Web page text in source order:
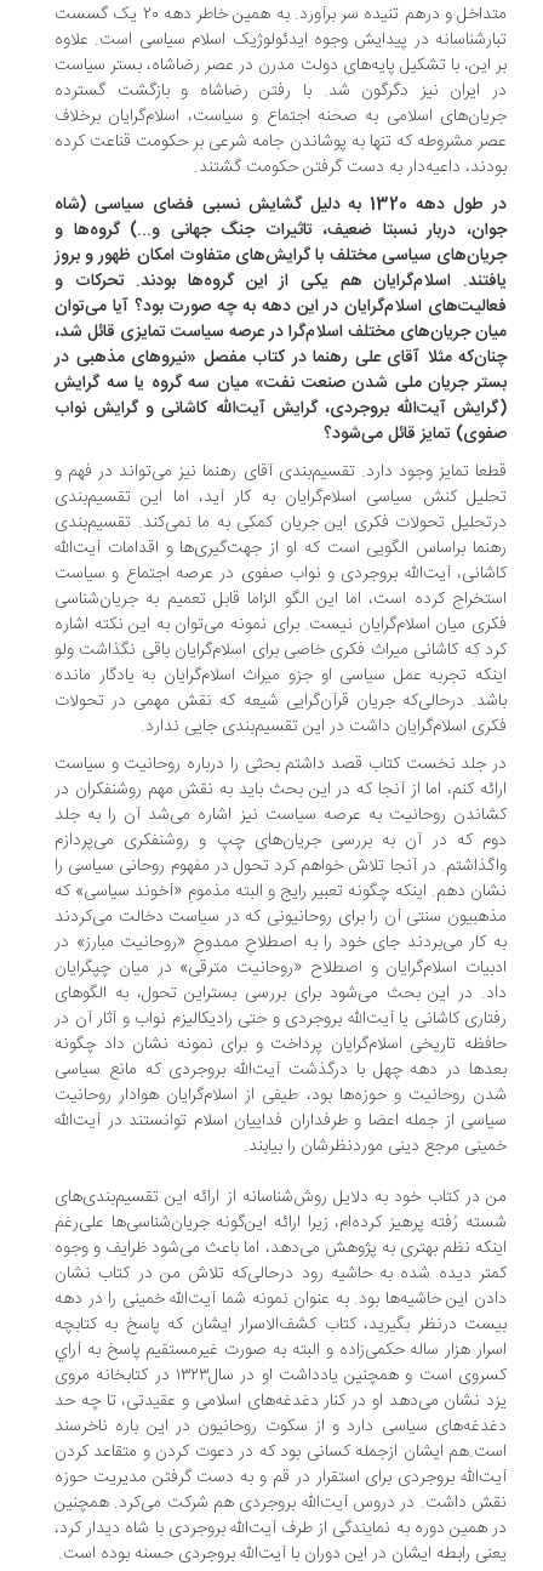
متداخل و درهم تنیده سر برآورد. به همین خاطر دهه ۲۰ یک گسست
در پیدایش وجوه ایدئولوژیک اسلام سیاسی است. علاوه
این، با تشکیل پایه‌های دولت مدرن در عصر رضاشاه، بستر سیاست
ایران نیز دگرگون شد. با رفتن رضاشاه و بازگشت گسترده
اسلامی به صحنه اجتماع و سیاست، اسلام‌گرایان برخلاف
مشروطه که تنها به پوشاندن جامه شرعی بر حکومت قناعت کرده
داعیه‌دار به دست گرفتن حکومت گشتند.
در طول دهه 1320 به دلیل گشایش نسبی فضای سیاسی (شاه
دربار نسبتا ضعیف، تاثیرات جنگ جهانی و...) گروه‌ها و
سیاسی مختلف با گرایش‌های متفاوت امکان ظهور و بروز
اسلام‌گرایان هم یکی از این گروه‌ها بودند. تحرکات و
اسلام‌گرایان در این دهه به چه صورت بود؟ آیا می‌توان
جریان‌های مختلف اسلام‌گرا در عرصه سیاست تمایزی قائل شد،
مثلا آقای علی رهنما در کتاب مفصل «نیروهای مذهبی در
جریان ملی شدن صنعت نفت» میان سه گروه یا سه گرایش
آیت‌الله بروجردی، گرایش آیت‌الله کاشانی و گرایش نواب
تمایز قائل می‌شود؟
تمایز وجود دارد. تقسیم‌بندی آقای رهنما نیز می‌تواند در فهم و
کنش سیاسی اسلام‌گرایان به کار آید، اما این تقسیم‌بندی
تحولات فکری این جریان کمکی به ما نمی‌کند. تقسیم‌بندی
براساس الگویی است که او از جهت‌گیری‌ها و اقدامات آیت‌الله
آیت‌الله بروجردی و نواب صفوی در عرصه اجتماع و سیاست
کرده است، اما این الگو الزاما قابل تعمیم به جریان‌شناسی
میان اسلام‌گرایان نیست. برای نمونه می‌توان به این نکته اشاره
که کاشانی میراث فکری خاصی برای اسلام‌گرایان باقی نگذاشت ولو
تجربه عمل سیاسی او جزو میراث اسلام‌گرایان به یادگار مانده
درحالی‌که جریان قرآن‌گرایی شیعه که نقش مهمی در تحولات
اسلام‌گرایان داشت در این تقسیم‌بندی جایی ندارد.
جلد نخست کتاب قصد داشتم بحثی را درباره روحانیت و سیاست
کنم، اما از آنجا که در این بحث باید به نقش مهم روشنفکران در
روحانیت به عرصه سیاست نیز اشاره می‌شد آن را به جلد
که در آن به بررسی جریان‌های چپ و روشنفکری می‌پردازم
در آنجا تلاش خواهم کرد تحول در مفهوم روحانی سیاسی را
دهم. اینکه چگونه تعبیر رایج و البته مذمومِ «آخوند سیاسی» که
سنتی آن را برای روحانیونی که در سیاست دخالت می‌کردند
کار می‌بردند جای خود را به اصطلاحِ ممدوحِ «روحانیت مبارز» در
اسلام‌گرایان و اصطلاح «روحانیت مترقی» در میان چپگرایان
در این بحث می‌شود برای بررسی بستراین تحول، به الگوهای
کاشانی یا آیت‌الله بروجردی و حتی رادیکالیزم نواب و آثار آن در
تاریخی اسلام‌گرایان پرداخت و برای نمونه نشان داد چگونه
در دهه چهل با درگذشت آیت‌الله بروجردی که مانع سیاسی
روحانیت و حوزه‌ها بود، طیفی از اسلام‌گرایان هوادار روحانیت
از جمله اعضا و طرفداران فداییان اسلام توانستند در آیت‌الله
مرجع دینی موردنظرشان را بیابند.
در کتاب خود به دلایل روش‌شناسانه از ارائه این تقسیم‌بندی‌های
رُفته پرهیز کرده‌ام، زیرا ارائه این‌گونه جریان‌شناسی‌ها علی‌رغم
نظم بهتری به پژوهش می‌دهد، اما باعث می‌شود ظرایف و وجوه
دیده شده به حاشیه رود درحالی‌که تلاش من در کتاب نشان
این حاشیه‌ها بود. به عنوان نمونه شما آیت‌الله خمینی را در دهه
در‌نظر بگیرید، کتاب کشف‌الاسرار ایشان که پاسخ به کتابچه
هزار ساله حکمی‌زاده و البته به صورت غیر‌مستقیم پاسخ به آراي
کسروی است و همچنین یادداشت او در سال۱۳۲۳ در کتابخانه مروی
نشان می‌دهد او در کنار دغدغه‌های اسلامی و عقیدتی، تا چه حد
سیاسی دارد و از سکوت روحانیون در این باره ناخرسند
ایشان از‌جمله کسانی بود که در دعوت کردن و متقاعد کردن
بروجردی برای استقرار در قم و به دست گرفتن مدیریت حوزه
داشت. در دروس آیت‌الله بروجردی هم شرکت می‌کرد. همچنین
همین دوره به نمایندگی از طرف آیت‌الله بروجردی با شاه دیدار کرد،
رابطه ایشان در این دوران با آیت‌الله بروجردی حسنه بوده است.